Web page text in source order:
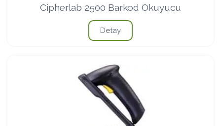
Cipherlab 2500 Barkod Okuyucu
Detay